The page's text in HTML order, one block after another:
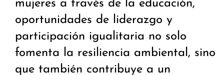
mujeres a través de la educación,
oportunidades de liderazgo y
participación igualitaria no solo
fomenta la resiliencia ambiental, sino
que también contribuye a un